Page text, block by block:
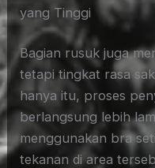
yang Tinggi
Bagian rusuk juga
tetapi tingkat rasa
hanya itu, proses
berlangsung lebih
menggunakan bra
tekanan di area